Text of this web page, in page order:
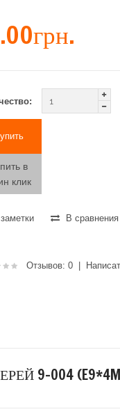
в
клик
В сравнения
Отзывов: 0|
9-004